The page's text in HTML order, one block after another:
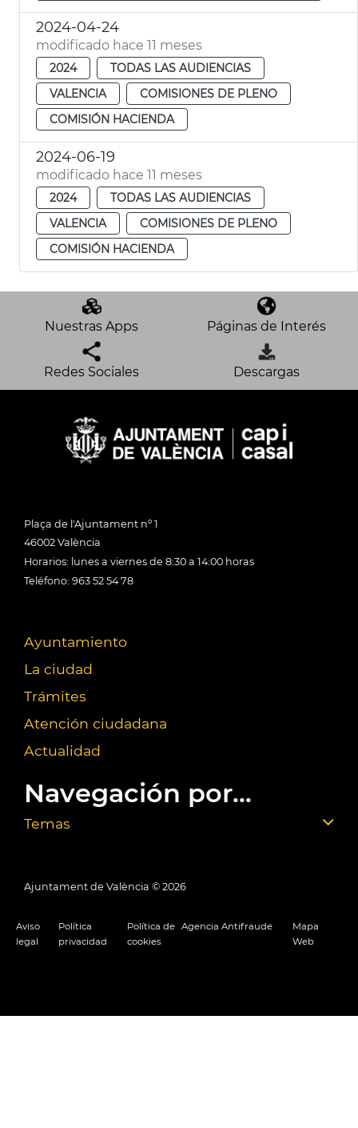
2024-04-24
modificado hace 11 meses
2024
TODAS LAS AUDIENCIAS
VALENCIA
COMISIONES DE PLENO
COMISIÓN HACIENDA
2024-06-19
modificado hace 11 meses
2024
TODAS LAS AUDIENCIAS
VALENCIA
COMISIONES DE PLENO
COMISIÓN HACIENDA
Nuestras Apps Páginas de Interés
Redes Sociales Descargas
Plaça de l'Ajuntament nº 1
46002 València
Horarios: lunes a viernes de 8:30 a 14:00 horas
Teléfono: 963 52 54 78
Ayuntamiento
La ciudad
Trámites
Atención ciudadana
Actualidad
Navegación por...
Temas
Ajuntament de València © 2026
Aviso
legal
Política
privacidad
Política de
cookies
Agencia Antifraude
Mapa
Web